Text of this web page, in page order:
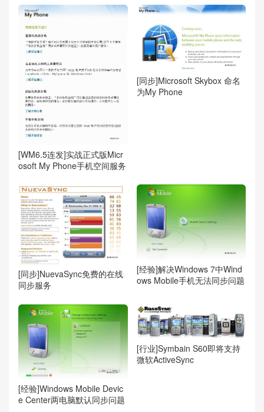
[WM6.5连发]实战正式版Micr
osoft My Phone手机空间服务
[同步]Microsoft Skybox 命名
为My Phone
[同步]NuevaSync免费的在线
同步服务
[经验]解决Windows 7中Wind
ows Mobile手机无法同步问题
[经验]Windows Mobile Devic
e Center两电脑默认同步问题
[行业]Symbain S60即将支持
微软ActiveSync